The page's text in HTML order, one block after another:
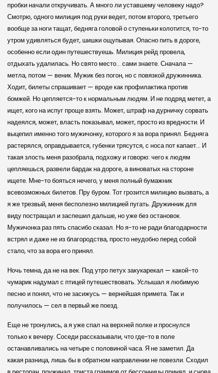
пробки начали откручивать. А много ли уставшему человеку надо?
Смотрю, одного милиция под руки ведет, потом второго, третьего
вообще за ноги тащат, бедняга головой о ступеньки колотится, то-то
утром удивляться будет, шишки ощупывая. Опасно пить в дороге,
особенно если один путешествуешь. Милиция рейд провела,
отдыхать удалилась. Но свято место… сами знаете. Сначала —
метла, потом — веник. Мужик без погон, но с повязкой дружинника.
Ходит, билеты спрашивает — вроде как профилактика против
бомжей. Но цепляется-то к нормальным людям. И не подряд метет, а
ищет, кого на испуг проще взять. Может, штраф на дурничку сорвать
надеялся, может, власть показывал, может, просто из вредности. И
выцепил именно того мужичонку, которого я за вора принял. Бедняга
растерялся, оправдывается, губенки трясутся, с носа пот капает… И
такая злость меня разобрала, подхожу и говорю: чего к людям
цепляешься, развели бардак на дороге, а виноватых на стороне
ищете. Мне-то бояться нечего, у меня полный бумажник
всевозможных билетов. Пру буром. Тот грозится милицию вызвать, а
я же трезвый, меня бесполезно милицией пугать. Дружинник для
виду постращал и заспешил дальше, но уже без остановок.
Мужичонка раз пять спасибо сказал. Но я-то не ради благодарности
встрял и даже не из благородства, просто неудобно перед собой
стало, что за вора его принял.
Ночь темна, да не на век. Под утро петух закукарекал — какой-то
чумарик надумал с птицей путешествовать. Услышал я любимую
песню и понял, что не засижусь — вернейшая примета. Так и
получилось — сел в первый же поезд.
Еще не тронулись, а я уже спал на верхней полке и проснулся
только к вечеру. Соседи рассказывали, что где-то в поле
останавливались на четыре с половиной часа. Я не заметил. Да
какая разница, лишь бы в обратном направлении не повезли. Сходил